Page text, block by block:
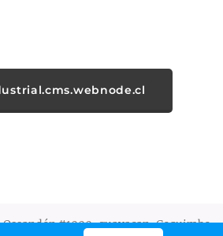
#1000, guayacan, Coquimbo